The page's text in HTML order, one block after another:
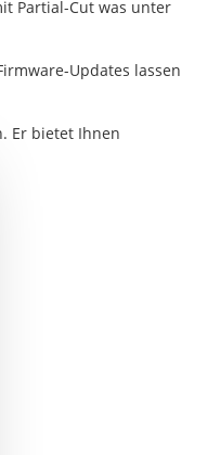
Partial-Cut was unter
Updates lassen
Er bietet Ihnen